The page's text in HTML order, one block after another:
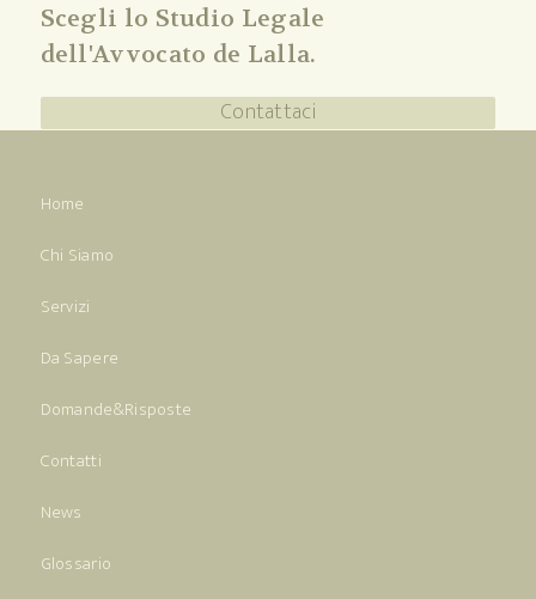
Scegli lo Studio Legale
dell'Avvocato de Lalla.
Contattaci
Home
Chi Siamo
Servizi
Da Sapere
Domande&Risposte
Contatti
News
Glossario